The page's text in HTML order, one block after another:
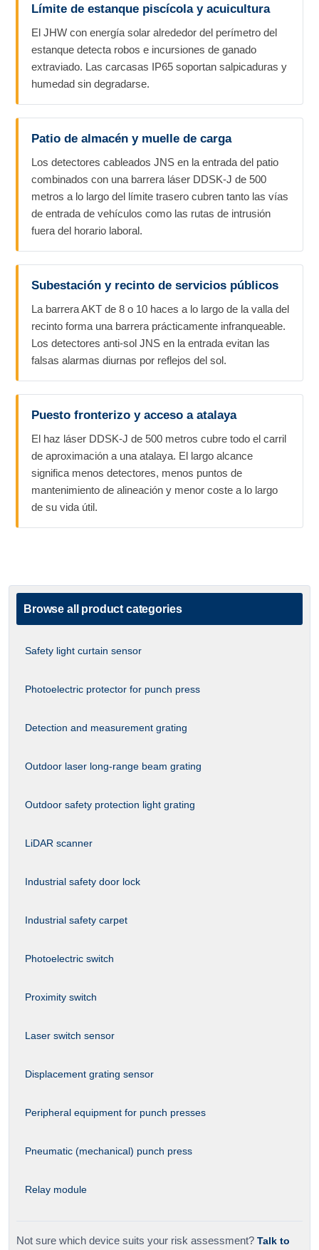
Límite de estanque piscícola y acuicultura
El JHW con energía solar alrededor del perímetro del
estanque detecta robos e incursiones de ganado
extraviado. Las carcasas IP65 soportan salpicaduras y
humedad sin degradarse.
Patio de almacén y muelle de carga
Los detectores cableados JNS en la entrada del patio
combinados con una barrera láser DDSK-J de 500
metros a lo largo del límite trasero cubren tanto las vías
de entrada de vehículos como las rutas de intrusión
fuera del horario laboral.
Subestación y recinto de servicios públicos
La barrera AKT de 8 o 10 haces a lo largo de la valla del
recinto forma una barrera prácticamente infranqueable.
Los detectores anti-sol JNS en la entrada evitan las
falsas alarmas diurnas por reflejos del sol.
Puesto fronterizo y acceso a atalaya
El haz láser DDSK-J de 500 metros cubre todo el carril
de aproximación a una atalaya. El largo alcance
significa menos detectores, menos puntos de
mantenimiento de alineación y menor coste a lo largo
de su vida útil.
Browse all product categories
Safety light curtain sensor
Photoelectric protector for punch press
Detection and measurement grating
Outdoor laser long-range beam grating
Outdoor safety protection light grating
LiDAR scanner
Industrial safety door lock
Industrial safety carpet
Photoelectric switch
Proximity switch
Laser switch sensor
Displacement grating sensor
Peripheral equipment for punch presses
Pneumatic (mechanical) punch press
Relay module
Not sure which device suits your risk assessment? Talk to